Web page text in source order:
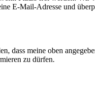
E-Mail-Adresse und
dass meine oben
zu dürfen.